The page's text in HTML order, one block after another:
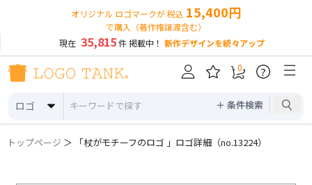
オリジナル ロゴマークが 税込 15,400円
で購入（著作権譲渡含む）
現在 35,815件 掲載中！ 新作デザインを続々アップ
ロゴ ＋ 条件検索
0 ?
トップページ ＞ 「杖がモチーフのロゴ 」ロゴ詳細（no.13224）